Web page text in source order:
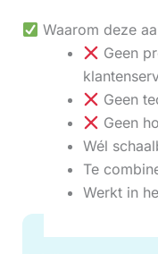
Waarom deze
Geen
Geen
Geen
Wél
Te
Werkt in